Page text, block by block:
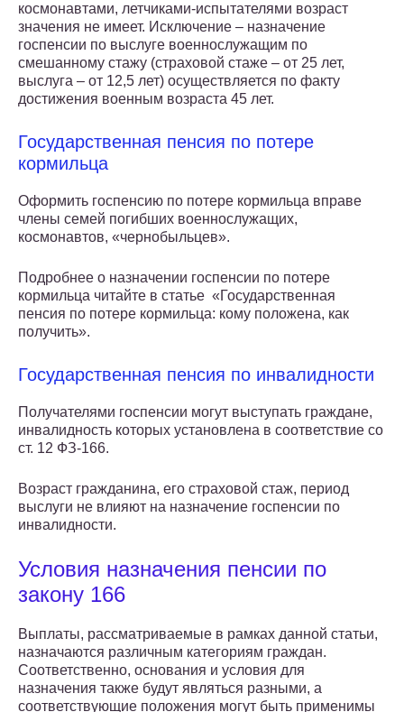
космонавтами, летчиками-испытателями возраст
значения не имеет. Исключение – назначение
госпенсии по выслуге военнослужащим по
смешанному стажу (страховой стаже – от 25 лет,
выслуга – от 12,5 лет) осуществляется по факту
достижения военным возраста 45 лет.
Государственная пенсия по потере
кормильца
Оформить госпенсию по потере кормильца вправе
члены семей погибших военнослужащих,
космонавтов, «чернобыльцев».
Подробнее о назначении госпенсии по потере
кормильца читайте в статье «Государственная
пенсия по потере кормильца: кому положена, как
получить».
Государственная пенсия по инвалидности
Получателями госпенсии могут выступать граждане,
инвалидность которых установлена в соответствие со
ст. 12 ФЗ-166.
Возраст гражданина, его страховой стаж, период
выслуги не влияют на назначение госпенсии по
инвалидности.
Условия назначения пенсии по
закону 166
Выплаты, рассматриваемые в рамках данной статьи,
назначаются различным категориям граждан.
Соответственно, основания и условия для
назначения также будут являться разными, а
соответствующие положения могут быть применимы